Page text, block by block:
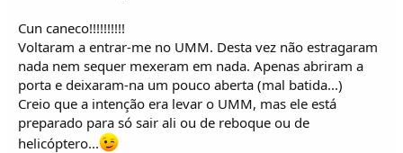
T
ó
p
i
c
s
o
Cun caneco!!!!!!!!!!
Voltaram a entrar-me no UMM. Desta vez não estragaram
nada nem sequer mexeram em nada. Apenas abriram a
porta e deixaram-na um pouco aberta (mal batida...)
Creio que a intenção era levar o UMM, mas ele está
preparado para só sair ali ou de reboque ou de
helicóptero...